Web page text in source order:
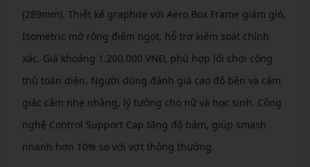
(289mm). Thiết kế graphite với Aero Box Frame giảm gió,
Isometric mở rộng điểm ngọt, hỗ trợ kiểm soát chính
xác. Giá khoảng 1.200.000 VNĐ, phù hợp lối chơi công
thủ toàn diện. Người dùng đánh giá cao độ bền và cảm
giác cầm nhẹ nhàng, lý tưởng cho nữ và học sinh. Công
nghệ Control Support Cap tăng độ bám, giúp smash
nhanh hơn 10% so với vợt thông thường.